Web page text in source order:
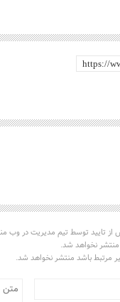
تایید توسط تیم مدیریت در وب
منتشر نخواهد شد.
مرتبط باشد منتشر نخواهد شد.